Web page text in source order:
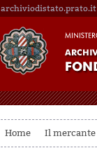
archiviodistato.prato.it
Home Il mercante